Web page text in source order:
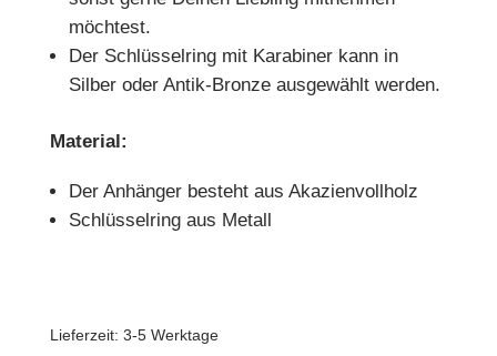
möchtest.
Der Schlüsselring mit Karabiner kann in
Silber oder Antik-Bronze ausgewählt werden.
Material:
Der Anhänger besteht aus Akazienvollholz
Schlüsselring aus Metall
Lieferzeit: 3-5 Werktage